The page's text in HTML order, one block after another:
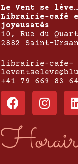
Le Vent se lève…
Librairie-café
joyeusetés
10, Rue du
2882 Saint-
librairie-cafe-
+41 79 669 83 64